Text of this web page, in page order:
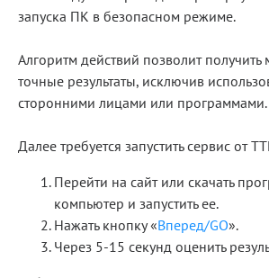
запуска ПК в безопасном режиме.
Алгоритм действий позволит получить
точные результаты, исключив
сторонними лицами или программами.
Далее требуется запустить сервис от
Перейти на сайт или скачать
компьютер и запустить ее.
Нажать кнопку «Вперед/GO».
Через 5-15 секунд оценить